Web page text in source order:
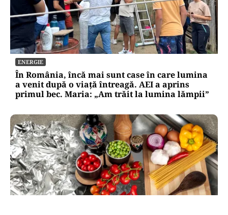
ENERGIE
În România, încă mai sunt case în care lumina
a venit după o viață întreagă. AEI a aprins
primul bec. Maria: „Am trăit la lumina lămpii”